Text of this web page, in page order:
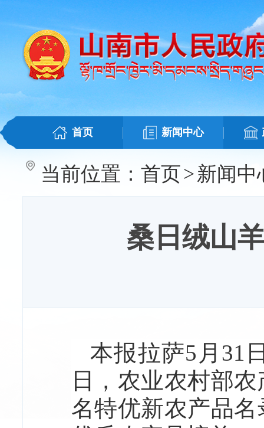
首页 新闻中心
当前位置： 首页>新闻中
桑日绒山
本报拉萨5月31
日，农业农村部
名特优新农产品